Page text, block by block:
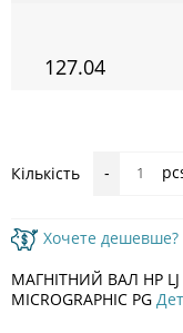
127.04
Кількість -
Хочете дешевше?
МАГНІТНИЙ ВАЛ HP LJ
MICROGRAPHIC PG